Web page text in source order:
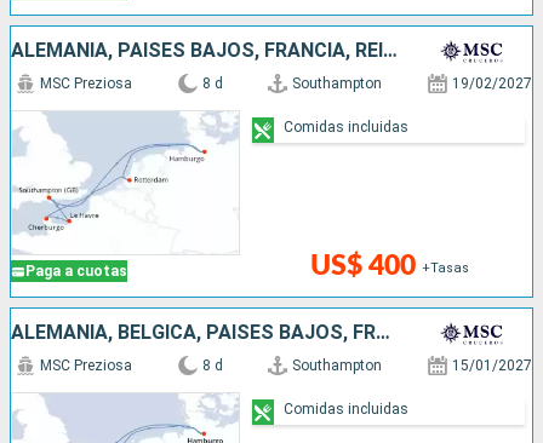
ALEMANIA, PAISES BAJOS, FRANCIA, REINO UNIDO
Paga a cuotas
MSC Preziosa 8 d Southampton 19/02/2027
US$ 400 +Tasas
Comidas incluidas
ALEMANIA, BÉLGICA, PAISES BAJOS, FRANCIA, REINO UNIDO
MSC Preziosa 8 d Southampton 15/01/2027
Comidas incluidas